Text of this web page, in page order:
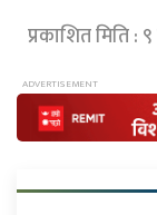
प्रकाशित मिति